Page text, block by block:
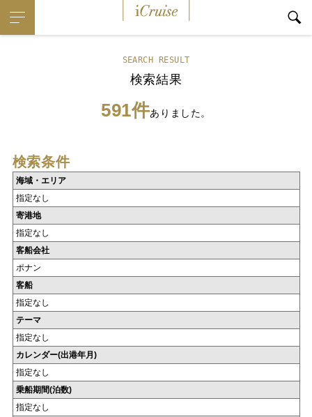
SEARCH RESULT
検索結果
591件ありました。
検索条件
海域・エリア
指定なし
寄港地
指定なし
客船会社
ポナン
客船
指定なし
テーマ
指定なし
カレンダー(出港年月)
指定なし
乗船期間(泊数)
指定なし